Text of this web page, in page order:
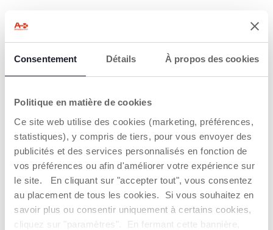
Consentement Détails À propos des cookies
Politique en matière de cookies
Ce site web utilise des cookies (marketing, préférences,
statistiques), y compris de tiers, pour vous envoyer des
publicités et des services personnalisés en fonction de
vos préférences ou afin d'améliorer votre expérience sur
le site. En cliquant sur "accepter tout", vous consentez
au placement de tous les cookies. Si vous souhaitez en
savoir plus ou consentir uniquement à certains cookies,
cliquez sur "paramètres". En fermant cette bannière,
D'INCLINAISON
Inclinable sur 6
positions différentes,
que le siège-auto soit
dos ou face à la route,
pour plus de confort
et une position
ergonomique de la
tête.
D'INSTALLATION
Grâce à la rotation, il
est possible de faire
pivoter le siège-auto à
90° face aux parents
pour installer
facilement bébé, puis
de le faire pivoter
dans la position dos
ou face à la route.